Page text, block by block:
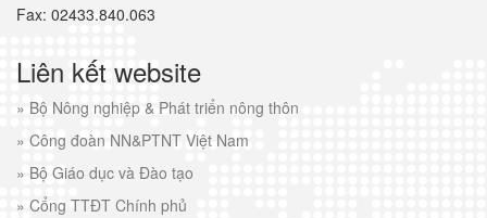
Fax: 02433.840.063
Liên kết website
» Bộ Nông nghiệp & Phát triển nông thôn
» Công đoàn NN&PTNT Việt Nam
» Bộ Giáo dục và Đào tạo
» Cổng TTĐT Chính phủ